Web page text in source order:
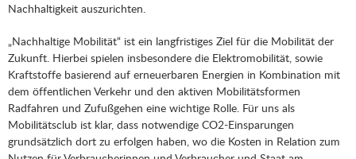
Nachhaltigkeit auszurichten.
„Nachhaltige Mobilität“ ist ein langfristiges Ziel für die Mobilität der
Zukunft. Hierbei spielen insbesondere die Elektromobilität, sowie
Kraftstoffe basierend auf erneuerbaren Energien in Kombination mit
dem öffentlichen Verkehr und den aktiven Mobilitätsformen
Radfahren und Zufußgehen eine wichtige Rolle. Für uns als
Mobilitätsclub ist klar, dass notwendige CO2-Einsparungen
grundsätzlich dort zu erfolgen haben, wo die Kosten in Relation zum